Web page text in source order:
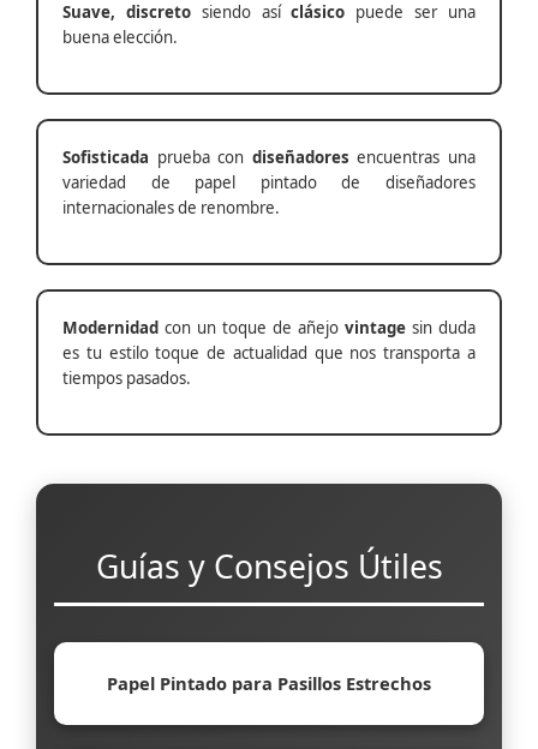
Suave, discretosiendo asíclásico puede ser una
buena elección.
Sofisticada prueba con diseñadores encuentras una
variedad de papel pintado de diseñadores
internacionales de renombre.
Modernidad con un toque de añejo vintage sin duda
es tu estilo toque de actualidad que nos transporta a
tiempos pasados.
Guías y Consejos Útiles
Papel Pintado para Pasillos Estrechos